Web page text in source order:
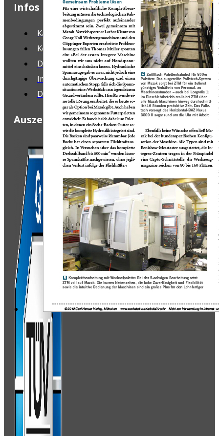
Infos
Karriere
Kontakt zu uns
Downloads
Impressum
Datenschutz
Auszeichnung